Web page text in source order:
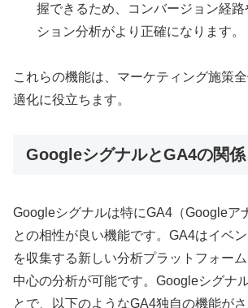
握できるため、コンバージョン経
ション分析がより正確になります。
これらの機能は、マーケティング施策
適化に役立ちます。
GoogleシグナルとGA4の関係
Googleシグナルは特にGA4（Googleア
との相性が良い機能です。GA4はイベ
を収集する新しい分析プラットフォー
中心の分析が可能です。Googleシグナ
とで、以下のようなGA4独自の機能が